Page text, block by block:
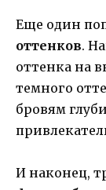
Еще один
оттенков.
оттенка на
темного
бровям
И наконец,